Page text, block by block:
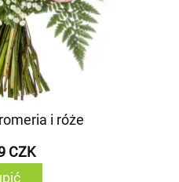
i róże
CZK